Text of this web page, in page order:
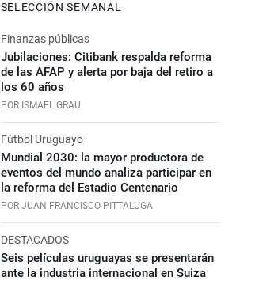
SELECCIÓN SEMANAL
Finanzas públicas
Jubilaciones: Citibank respalda reforma
de las AFAP y alerta por baja del retiro a
los 60 años
POR ISMAEL GRAU
Fútbol Uruguayo
Mundial 2030: la mayor productora de
eventos del mundo analiza participar en
la reforma del Estadio Centenario
POR JUAN FRANCISCO PITTALUGA
DESTACADOS
Seis películas uruguayas se presentarán
ante la industria internacional en Suiza